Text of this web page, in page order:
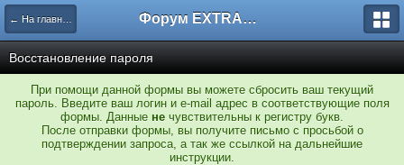
← На главную Форум EXTRACTOR.ru
Восстановление пароля
При помощи данной формы вы можете сбросить ваш текущий
пароль. Введите ваш логин и e-mail адрес в соответствующие поля
формы. Данные не чувствительны к регистру букв.
После отправки формы, вы получите письмо с просьбой о
подтверждении запроса, а так же ссылкой на дальнейшие
инструкции.